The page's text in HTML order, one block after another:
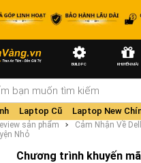
BUILD PC KHUYẾN MÃI
Laptop Cũ Laptop New
sản phẩm
Cảm Nhận Về
Nhỏ
Chương trình khuyến